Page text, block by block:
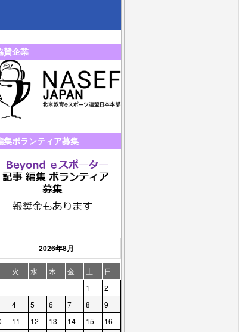
賛企業
集ボランティア募集
2026年8月
火 水 木 金 土
日
1
2
4 5 6 7 8
9
11 12 13 14 15
16